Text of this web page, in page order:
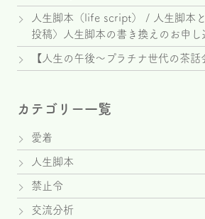
人生脚本（life script） / 人生脚本
投稿〉人生脚本の書き換えのお申し
【人生の午後～プラチナ世代の茶
カテゴリー一覧
愛着
人生脚本
禁止令
交流分析